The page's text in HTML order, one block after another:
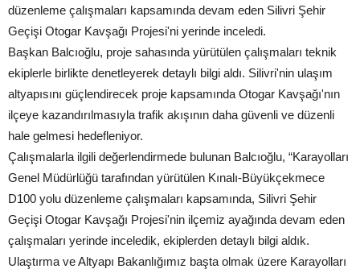
düzenleme çalışmaları kapsamında devam eden Silivri Şehir
Geçişi Otogar Kavşağı Projesi'ni yerinde inceledi.
Başkan Balcıoğlu, proje sahasında yürütülen çalışmaları teknik
ekiplerle birlikte denetleyerek detaylı bilgi aldı. Silivri'nin ulaşım
altyapısını güçlendirecek proje kapsamında Otogar Kavşağı'nın
ilçeye kazandırılmasıyla trafik akışının daha güvenli ve düzenli
hale gelmesi hedefleniyor.
Çalışmalarla ilgili değerlendirmede bulunan Balcıoğlu, “Karayolları
Genel Müdürlüğü tarafından yürütülen Kınalı-Büyükçekmece
D100 yolu düzenleme çalışmaları kapsamında, Silivri Şehir
Geçişi Otogar Kavşağı Projesi'nin ilçemiz ayağında devam eden
çalışmaları yerinde inceledik, ekiplerden detaylı bilgi aldık.
Ulaştırma ve Altyapı Bakanlığımız başta olmak üzere Karayolları